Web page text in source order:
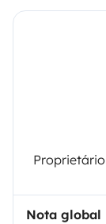
Nota global